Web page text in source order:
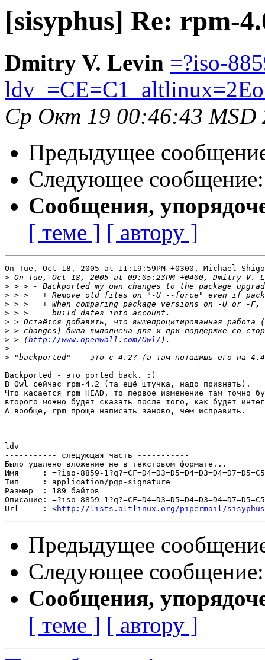
[sisyphus] Re: rpm-
Dmitry V. Levin =?iso-
Ср Окт 19 00:46:43 MSD
Предыдущее
Следующее
Сообщения,
[ теме ] [ автору ]
On Tue, Oct 18, 2005 at 11:19:59PM +0300, Michael
>
>
>
>
>
>
>
> > (http://www.openwall.com/Owl/
>
>
Backported - это ported back. :)
В Owl сейчас rpm-4.2 (та ещё штучка, надо признать).
Что касается rpm HEAD, то первое изменение там точно
второго можно будет сказать после того, как будет
А вообще, rpm проще написать заново, чем исправить.
--
ldv
----------- следующая часть -----------
Было удалено вложение не в текстовом формате...
Имя     : =?iso-8859-
Тип     : application/pgp-signature
Размер  : 189 байтов
Описание: =?iso-8859-
Url     : <http://lists.altlinux.org/pipermail/sisyphus/
Предыдущее
Следующее
Сообщения,
[ теме ] [ автору ]